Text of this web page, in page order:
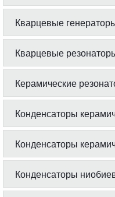
Кварцевые
Кварцевые
Керамические
Конденсаторы
Конденсаторы
Конденсаторы